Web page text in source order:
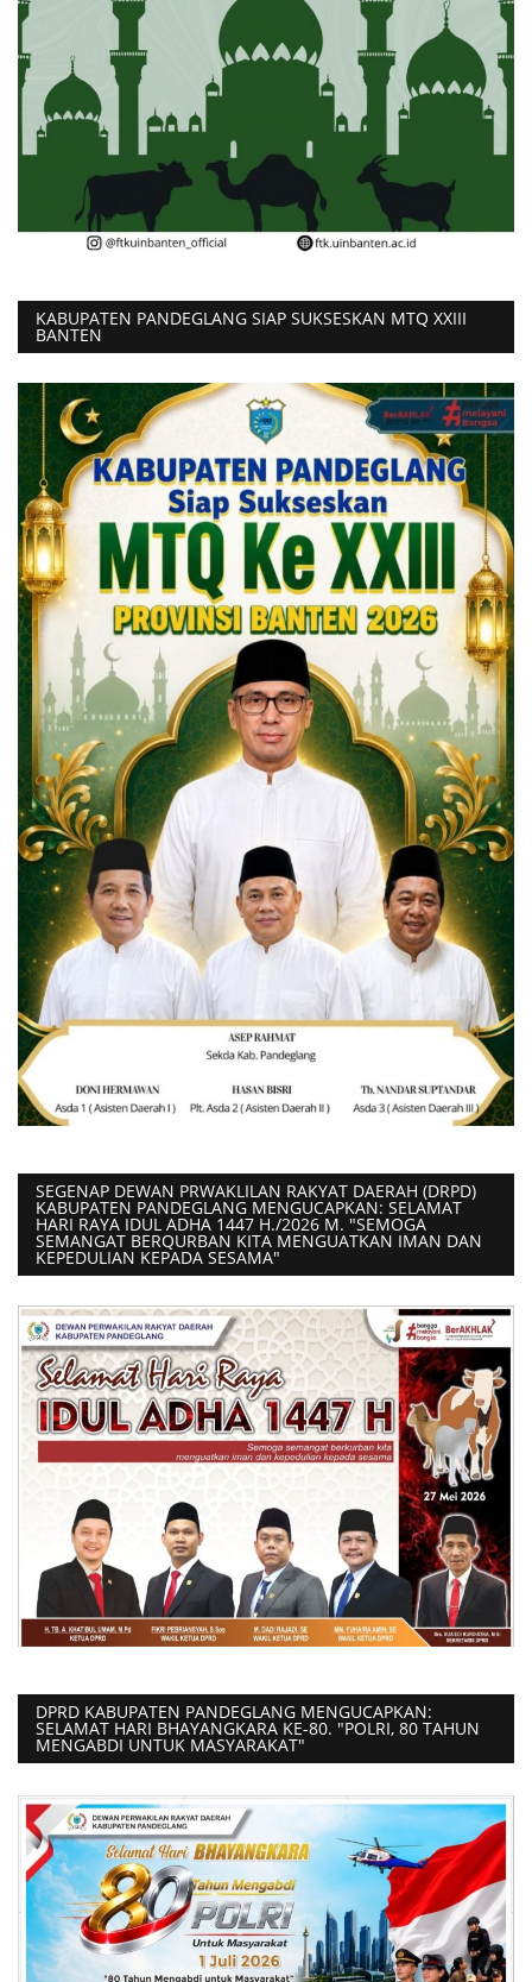
KABUPATEN PANDEGLANG SIAP SUKSESKAN MTQ XXIII
BANTEN
SEGENAP DEWAN PRWAKLILAN RAKYAT DAERAH (DRPD)
KABUPATEN PANDEGLANG MENGUCAPKAN: SELAMAT
HARI RAYA IDUL ADHA 1447 H./2026 M. "SEMOGA
SEMANGAT BERQURBAN KITA MENGUATKAN IMAN DAN
KEPEDULIAN KEPADA SESAMA"
DPRD KABUPATEN PANDEGLANG MENGUCAPKAN:
SELAMAT HARI BHAYANGKARA KE-80. "POLRI, 80 TAHUN
MENGABDI UNTUK MASYARAKAT"